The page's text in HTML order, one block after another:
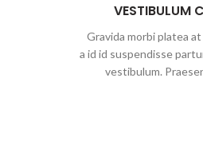
VESTIBULUM
Gravida morbi platea
a id id suspendisse
vestibulum.